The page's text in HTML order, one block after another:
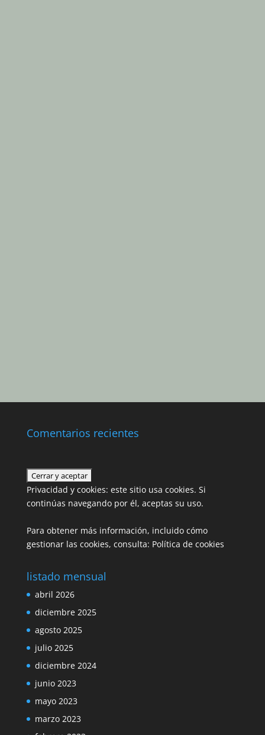
Comentarios recientes
Privacidad y cookies: este sitio usa cookies. Si
continúas navegando por él, aceptas su uso.
Para obtener más información, incluido cómo
gestionar las cookies, consulta: Política de cookies
listado mensual
abril 2026
diciembre 2025
agosto 2025
julio 2025
diciembre 2024
junio 2023
mayo 2023
marzo 2023